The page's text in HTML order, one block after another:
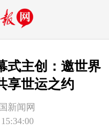
式主创：邀世界
享世运之约
新闻网